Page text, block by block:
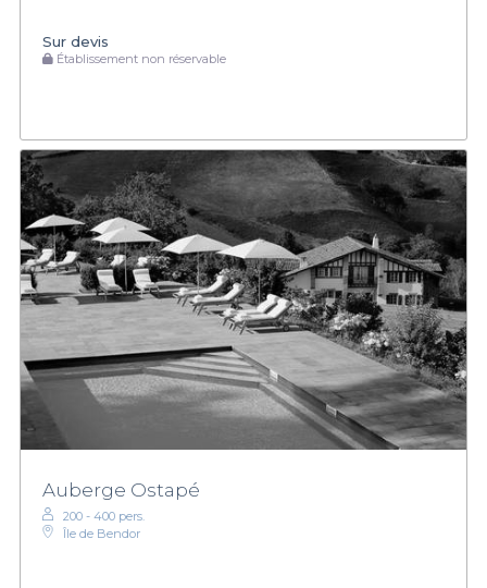
Sur devis
Établissement non réservable
Auberge Ostapé
200 - 400 pers.
Île de Bendor